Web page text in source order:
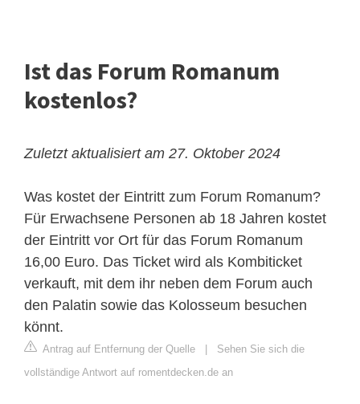
Ist das Forum Romanum
kostenlos?
Zuletzt aktualisiert am 27. Oktober 2024
Was kostet der Eintritt zum Forum Romanum?
Für Erwachsene Personen ab 18 Jahren kostet
der Eintritt vor Ort für das Forum Romanum
16,00 Euro. Das Ticket wird als Kombiticket
verkauft, mit dem ihr neben dem Forum auch
den Palatin sowie das Kolosseum besuchen
könnt.
Antrag auf Entfernung der Quelle
Sehen Sie sich die
vollständige Antwort auf romentdecken.de an